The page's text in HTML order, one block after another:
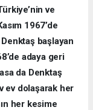
ve
1967’de
başlayan
adaya geri
da Denktaş
ev dolaşarak her
her kesime